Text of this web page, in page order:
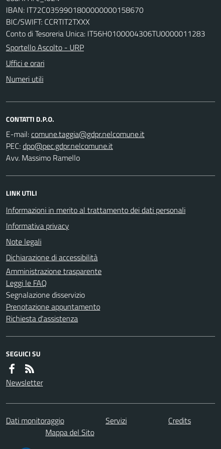
IBAN: IT72C0359901800000000158670
BIC/SWIFT: CCRTIT2TXXX
Conto di Tesoreria Unica: IT56H0100004306TU0000011283
Sportello Ascolto - URP
Uffici e orari
Numeri utili
CONTATTI D.P.O.
E-mail:
PEC:
Avv. Massimo Ramello
LINK UTILI
Informazioni in merito al trattamento dei dati personali
Informativa privacy
Note legali
Dichiarazione di accessibilità
Amministrazione trasparente
Leggi le FAQ
Segnalazione disservizio
Prenotazione appuntamento
Richiesta d'assistenza
SEGUICI SU
Newsletter
Dati monitoraggio Servizi
Credits
Mappa del Sito